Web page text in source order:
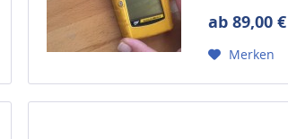
ab 89,00
Merken